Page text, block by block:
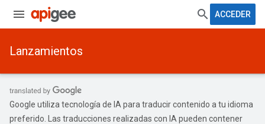
ACCEDER
Lanzamientos
Google utiliza tecnología de IA para traducir contenido a tu idioma
preferido. Las traducciones realizadas con IA pueden contener